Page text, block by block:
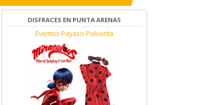
DISFRACES EN PUNTA ARENAS
Eventos Payaso Polvorita